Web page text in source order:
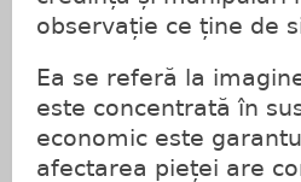
observație ce ține de
Ea se referă la
este concentrată în
economic este
afectarea pieței are